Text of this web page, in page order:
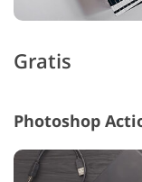
Gratis